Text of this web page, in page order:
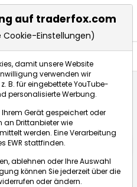
» Nachrichtenticker öffnen
auf traderfox.com
Cookie-Einstellungen)
damit unsere Website
verwenden wir
B. für eingebettete YouTube-
personalisierte Werbung.
Gerät gespeichert oder
Drittanbieter wie
werden. Eine Verarbeitung
EWR stattfinden.
ablehnen oder Ihre Auswahl
können Sie jederzeit über die
oder ändern.